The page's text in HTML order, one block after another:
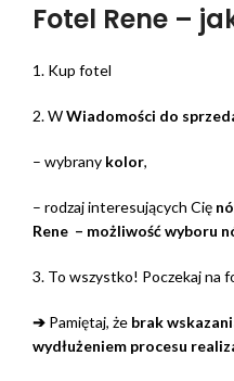
Fotel Rene –
1. Kup fotel
2. WWiadomości do
– wybrany kolor,
– rodzaj interesujących Cię
Rene – możliwość wyboru
3. To wszystko! Poczekaj na
➔ Pamiętaj, że brak
wydłużeniem procesu